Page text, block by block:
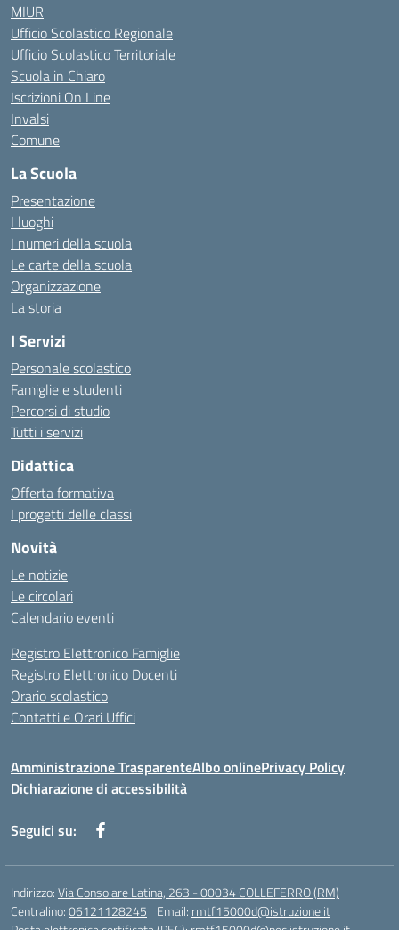
MIUR
Ufficio Scolastico Regionale
Ufficio Scolastico Territoriale
Scuola in Chiaro
Iscrizioni On Line
Invalsi
Comune
La Scuola
Presentazione
I luoghi
I numeri della scuola
Le carte della scuola
Organizzazione
La storia
I Servizi
Personale scolastico
Famiglie e studenti
Percorsi di studio
Tutti i servizi
Didattica
Offerta formativa
I progetti delle classi
Novità
Le notizie
Le circolari
Calendario eventi
Registro Elettronico Famiglie
Registro Elettronico Docenti
Orario scolastico
Contatti e Orari Uffici
Amministrazione TrasparenteAlbo onlinePrivacy Policy
Dichiarazione di accessibilità
Seguici su:
Indirizzo:Via Consolare Latina, 263 - 00034 COLLEFERRO (RM)
Centralino:06121128245 Email: rmtf15000d@istruzione.it